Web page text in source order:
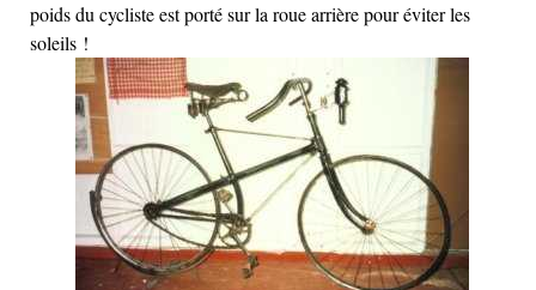
poids du cycliste est porté sur la roue arrière pour éviter les
soleils !